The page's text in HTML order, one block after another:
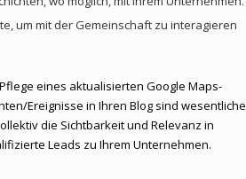
um mit der Gemeinschaft zu interagieren
eines aktualisierten Google Maps-
Ereignisse in Ihren Blog sind wesentliche
die Sichtbarkeit und Relevanz in
Leads zu Ihrem Unternehmen.